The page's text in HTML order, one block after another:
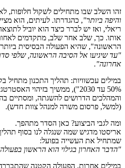
זהו השלב שבו מתחילים לשקול חלופות,
והיפה ביותר", כהגדרתו. לעיתים, הוא
ריאלי, ואז יש לברר כיצד הוא יוביל
אותו. כך, שלב אחר שלב, מתקדמים
הראשונה", שהיא הפעולה הבסיסית
"עד שיגיעו אל הסיבה הראשונה, שלפי
אחרונה".
במילים עכשוויות: תהליך התכנון
50% עד 2030"), ממשיך בזיהוי
והמהלכים הדרושים להשגתה, ומסתיים
(למשל, פרסום משרה למנהל צוות חדש).
ומה לגבי הביצוע? כאן הסדר מתהפך.
אריסטו מדגיש שמה שנגלה לנו בסוף
שמתחיל את העשייה בפועל:
"הדבר האחרון בגילוי הוא הראשון בפעולה
במילים אחרות, הפעולה הקטנה